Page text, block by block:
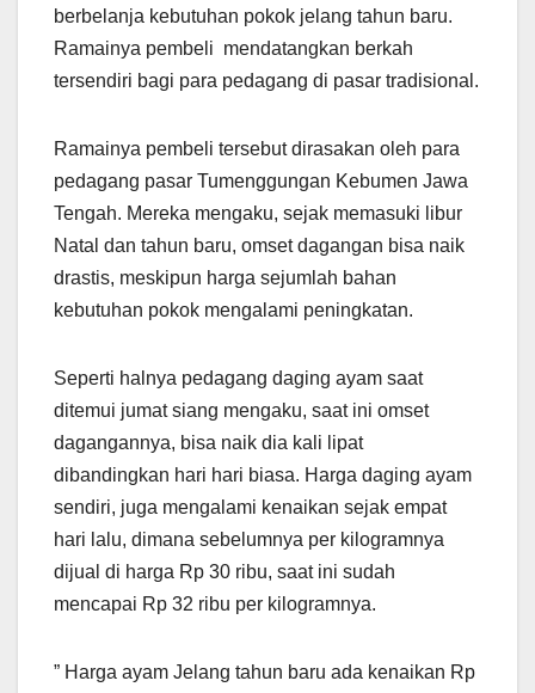
berbelanja kebutuhan pokok jelang tahun baru.
Ramainya pembeli mendatangkan berkah
tersendiri bagi para pedagang di pasar tradisional.
Ramainya pembeli tersebut dirasakan oleh para
pedagang pasar Tumenggungan Kebumen Jawa
Tengah. Mereka mengaku, sejak memasuki libur
Natal dan tahun baru, omset dagangan bisa naik
drastis, meskipun harga sejumlah bahan
kebutuhan pokok mengalami peningkatan.
Seperti halnya pedagang daging ayam saat
ditemui jumat siang mengaku, saat ini omset
dagangannya, bisa naik dia kali lipat
dibandingkan hari hari biasa. Harga daging ayam
sendiri, juga mengalami kenaikan sejak empat
hari lalu, dimana sebelumnya per kilogramnya
dijual di harga Rp 30 ribu, saat ini sudah
mencapai Rp 32 ribu per kilogramnya.
” Harga ayam Jelang tahun baru ada kenaikan Rp